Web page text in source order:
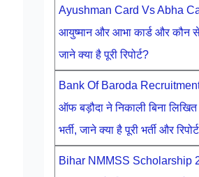
Ayushman Card Vs Abha
आयुष्मान और आभा कार्ड और कौन
जाने क्या है पूरी रिपोर्ट?
Bank Of Baroda
ऑफ बड़ौदा ने निकाली बिना लिखित
भर्ती, जाने क्या है पूरी भर्ती और
Bihar NMMSS Scholarship